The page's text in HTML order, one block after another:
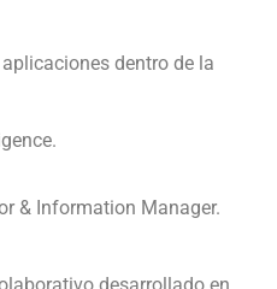
dentro de la
& Information Manager.